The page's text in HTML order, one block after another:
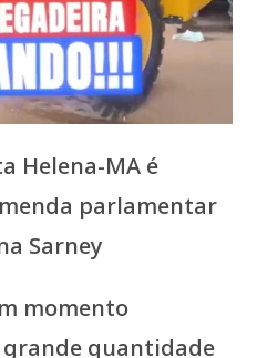
Helena-MA é
parlamentar
Sarney
momento
quantidade